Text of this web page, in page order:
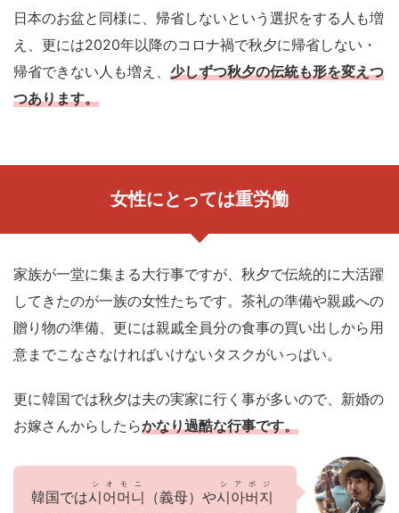
日本のお盆と同様に、帰省しないという選択をする人も増
え、更には2020年以降のコロナ禍で秋夕に帰省しない・
帰省できない人も増え、 少しずつ秋夕の伝統も形を変えつ
つあります。
女性にとっては重労働
家族が一堂に集まる大行事ですが、秋夕で伝統的に大活躍
してきたのが一族の女性たちです。茶礼の準備や親戚への
贈り物の準備、更には親戚全員分の食事の買い出しから用
意までこなさなければいけないタスクがいっぱい。
更に韓国では秋夕は夫の実家に行く事が多いので、新婚の
お嫁さんからしたらかなり過酷な行事です。
韓国では시어머니
シオモニ
（義母）や시아버지
シアボジ